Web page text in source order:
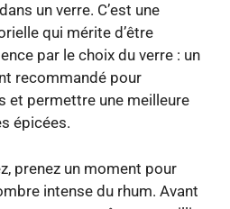
un verre. C’est une
qui mérite d’être
par le choix du verre : un
recommandé pour
et permettre une meilleure
épicées.
prenez un moment pour
intense du rhum. Avant